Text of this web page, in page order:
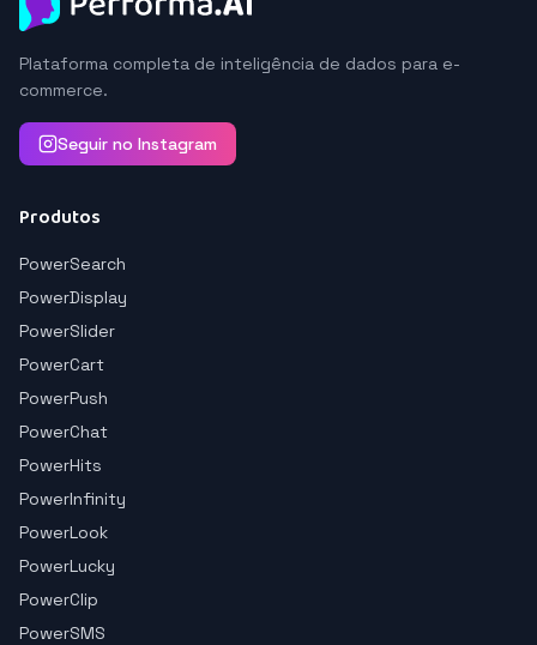
Plataforma completa de inteligência de dados para e-
commerce.
Seguir no Instagram
Produtos
PowerSearch
PowerDisplay
PowerSlider
PowerCart
PowerPush
PowerChat
PowerHits
PowerInfinity
PowerLook
PowerLucky
PowerClip
PowerSMS